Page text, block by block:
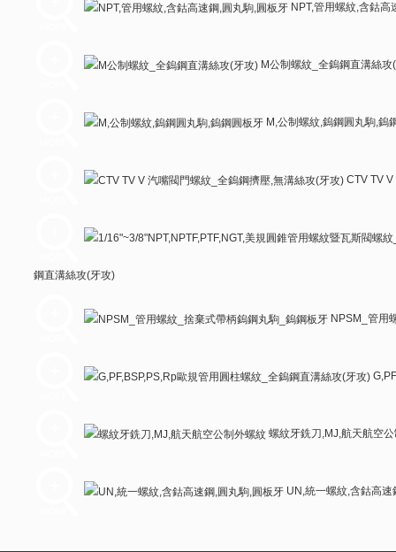
NPT,管用螺紋,含鈷高
M公制螺紋_全鎢鋼直溝絲攻
M,公制螺紋,鎢鋼圓丸駒,鎢
CTV TV V
鋼直溝絲攻(牙攻)
NPSM_管用
螺紋牙銑刀,MJ,航天航空公
UN,統一螺紋,含鈷高速